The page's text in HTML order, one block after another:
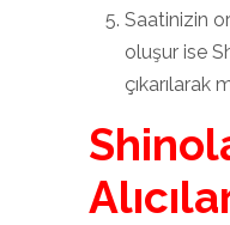
Saatinizin
oluşur ise
çıkarılarak